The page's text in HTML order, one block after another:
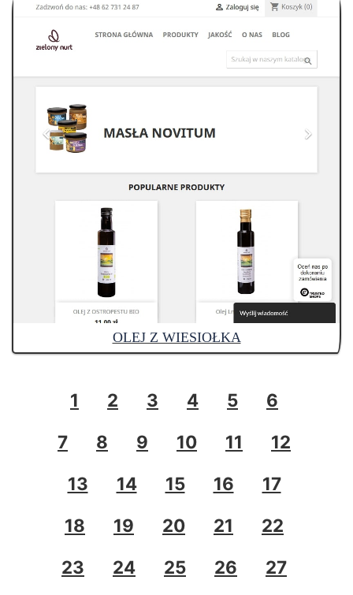
OLEJ Z WIESIOŁKA
1 2 3 4 5
6
7
8 9 10 11
12
13
14 15 16
17
18
19 20 21
22
23
24 25 26
27